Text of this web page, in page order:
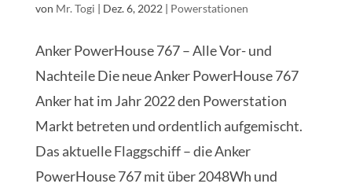
von Mr. Togi | Dez. 6, 2022| Powerstationen
Anker PowerHouse 767 – Alle Vor- und
Nachteile Die neue Anker PowerHouse 767
Anker hat im Jahr 2022 den Powerstation
Markt betreten und ordentlich aufgemischt.
Das aktuelle Flaggschiff – die Anker
PowerHouse 767 mit über 2048Wh und